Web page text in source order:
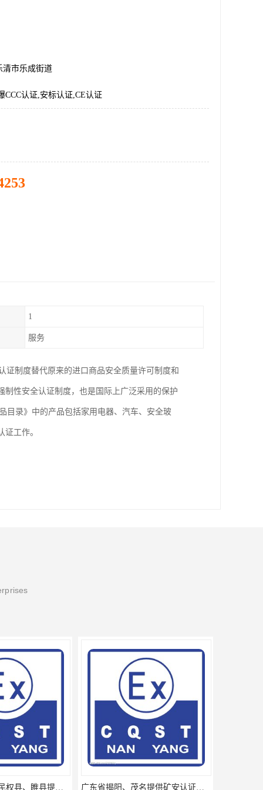
清市乐成街道
CCC认证,安标认证,CE认证
1
服务
证制度替代原来的进口商品安全质量许可制度和
制性安全认证制度，也是国际上广泛采用的保护
目录》中的产品包括家用电器、汽车、安全玻
工作。
广东省揭阳、茂名提供矿安认证专业咨询服务机构让你拿本放心省心 厦门思明区、海沧区、湖里区提供矿安认证专业技术服务值得信赖的咨询专家